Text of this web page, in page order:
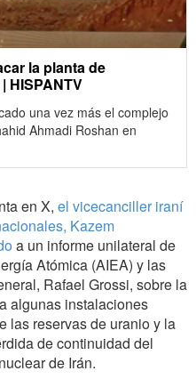
la planta de
HISPANTV
una vez más el complejo
Ahmadi Roshan en
en X, el vicecanciller iraní
Kazem
a un informe unilateral de
Atómica (AIEA) y las
Rafael Grossi, sobre la
algunas instalaciones
las reservas de uranio y la
de continuidad del
de Irán.